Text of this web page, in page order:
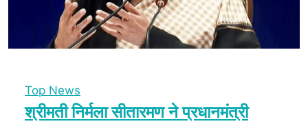
Top News
श्रीमती निर्मला सीतारमण ने प्रधानमंत्री